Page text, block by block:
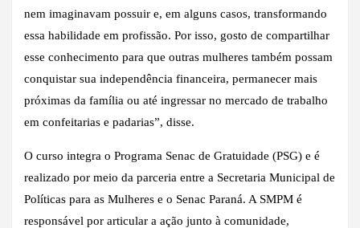
nem imaginavam possuir e, em alguns casos, transformando
essa habilidade em profissão. Por isso, gosto de compartilhar
esse conhecimento para que outras mulheres também possam
conquistar sua independência financeira, permanecer mais
próximas da família ou até ingressar no mercado de trabalho
em confeitarias e padarias”, disse.
O curso integra o Programa Senac de Gratuidade (PSG) e é
realizado por meio da parceria entre a Secretaria Municipal de
Políticas para as Mulheres e o Senac Paraná. A SMPM é
responsável por articular a ação junto à comunidade,